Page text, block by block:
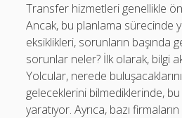
Transfer hizmetleri genellikle
Ancak, bu planlama sürecinde
eksiklikleri, sorunların başında
sorunlar neler? İlk olarak, bilgi
Yolcular, nerede
geleceklerini bilmediklerinde,
yaratıyor. Ayrıca, bazı